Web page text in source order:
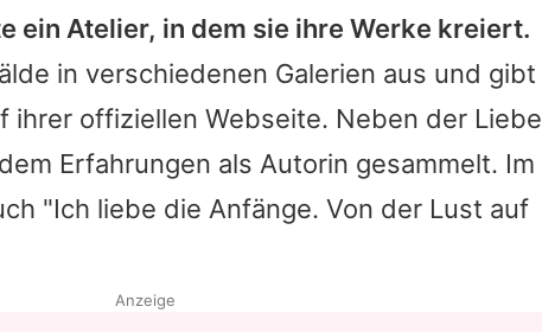
ein Atelier, in dem sie ihre Werke kreiert.
in verschiedenen Galerien aus und gibt
ihrer offiziellen Webseite. Neben der Liebe
Erfahrungen als Autorin gesammelt. Im
"Ich liebe die Anfänge. Von der Lust auf
Anzeige